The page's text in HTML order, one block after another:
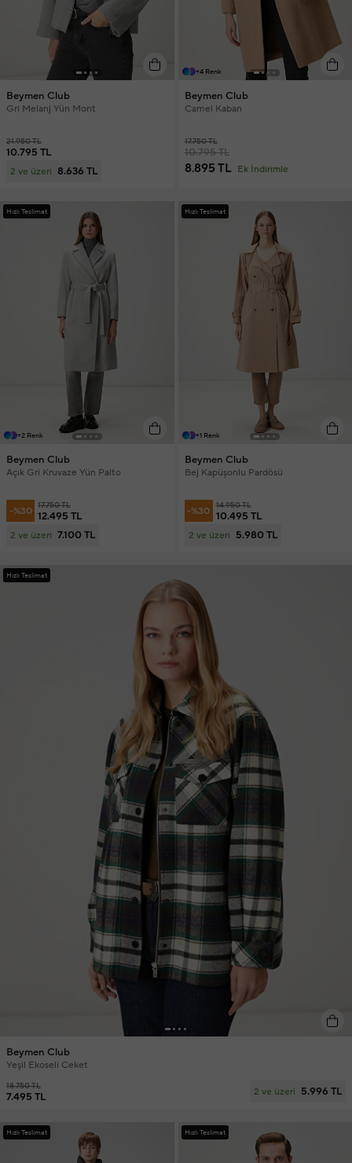
Beymen Club
Gri Melanj Yün Mont
21.950 TL
10.795 TL
2 ve üzeri 8.636 TL
+4 Renk
Beymen Club
Camel Kaban
17.750 TL
10.795 TL
8.895 TL Ek İndirimle
Hızlı Teslimat
+2 Renk
Beymen Club
Açık Gri Kruvaze Yün Palto
-%30 17.750 TL
12.495 TL
2 ve üzeri 7.100 TL
Hızlı Teslimat
+1 Renk
Beymen Club
Bej Kapüşonlu Pardösü
-%30 14.950 TL
10.495 TL
2 ve üzeri 5.980 TL
Hızlı Teslimat
Beymen Club
Yeşil Ekoseli Ceket
18.750 TL
7.495 TL 2 ve üzeri 5.996 TL
Hızlı Teslimat Hızlı Teslimat